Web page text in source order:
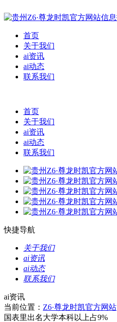
首页
关于我们
ai资讯
ai动态
联系我们
首页
关于我们
ai资讯
ai动态
联系我们
快捷导航
关于我们
ai资讯
ai动态
联系我们
ai资讯
当前位置： Z6·尊龙时凯官方网站
国表里出名大学本科以上占9%